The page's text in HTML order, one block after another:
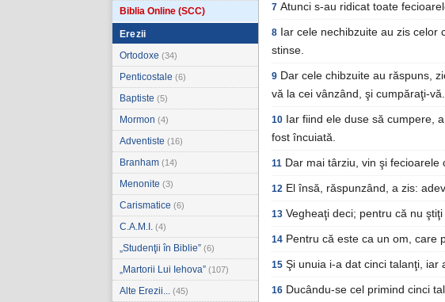
Biblia Online (SCC)
Erezii
Ortodoxe (34)
Penticostale (6)
Baptiste (5)
Mormon (4)
Adventiste (16)
Branham (14)
Menonite (3)
Carismatice (6)
C.A.M.I. (4)
„Studenţii în Biblie” (6)
„Martorii Lui Iehova” (107)
Alte Erezii... (45)
7 Atunci s-au ridicat toate
8 Iar cele nechibzuite au zis
stinse.
9 Dar cele chibzuite au răspuns,
vă la cei vânzând, şi cumpăraţi-vă.
10 Iar fiind ele duse să cumpere,
fost încuiată.
11 Dar mai târziu, vin şi
12 El însă, răspunzând, a zis:
13 Vegheaţi deci; pentru că nu
14 Pentru că este ca un om, care
15 Şi unuia i-a dat cinci talanţi, iar
16 Ducându-se cel primind cinci